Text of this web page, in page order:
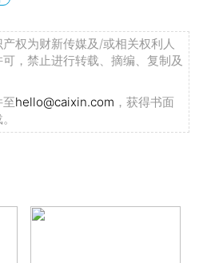
权为财新传媒及/或相关权利人
，禁止进行转载、摘编、复制及
hello@caixin.com ，获得书面